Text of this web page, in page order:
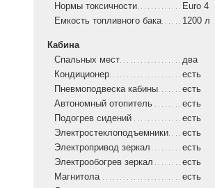
Нормы токсичности
Euro 4
Емкость топливного бака
1200 л
Кабина
Спальных мест
два
Кондиционер
есть
Пневмоподвеска кабины
есть
Автономный отопитель
есть
Подогрев сидений
есть
Электростеклоподъемники
есть
Электропривод зеркал
есть
Электрообогрев зеркал
есть
Магнитола
есть